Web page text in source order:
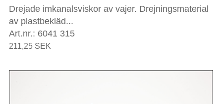
Drejade imkanalsviskor av vajer. Drejningsmaterial
av plastbekläd...
Art.nr.: 6041 315
211,25 SEK